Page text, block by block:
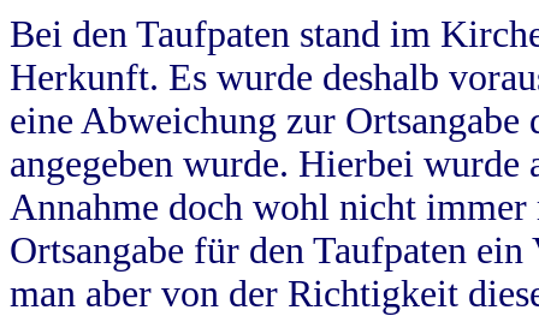
Bei den Taufpaten stand im
Herkunft. Es wurde deshalb
eine Abweichung zur
angegeben wurde. Hierbei wurde
Annahme doch wohl nicht
Ortsangabe für den Taufpaten
man aber von der Richtigkeit